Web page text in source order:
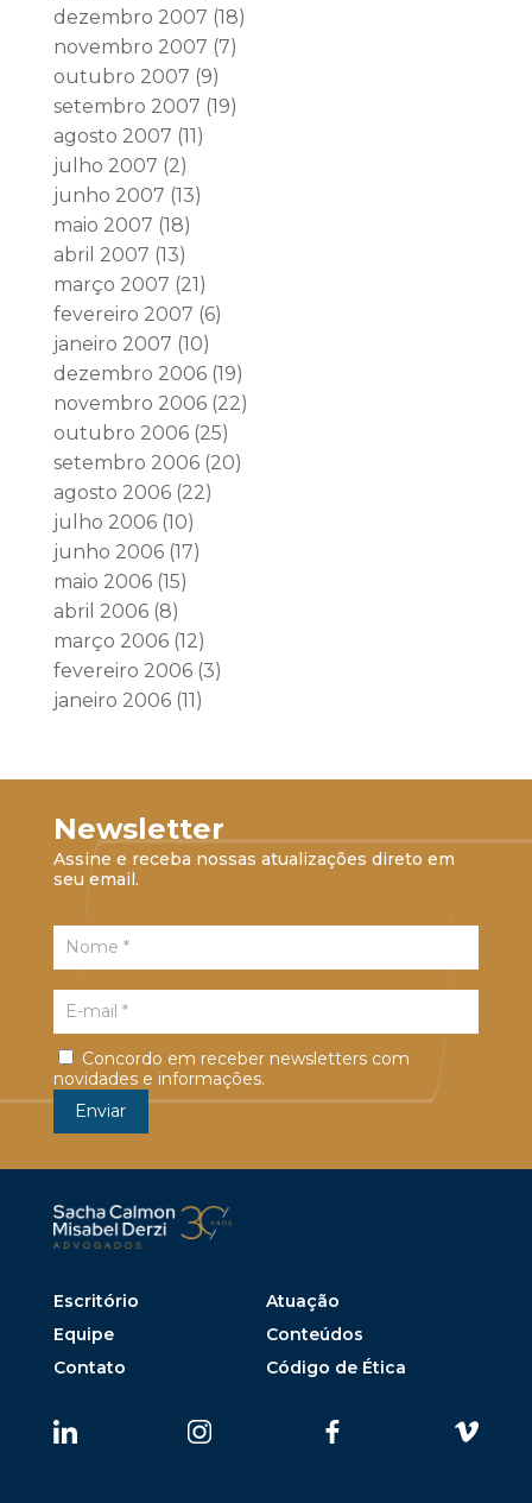
dezembro 2007 (18)
novembro 2007 (7)
outubro 2007 (9)
setembro 2007 (19)
agosto 2007 (11)
julho 2007 (2)
junho 2007 (13)
maio 2007 (18)
abril 2007 (13)
março 2007 (21)
fevereiro 2007 (6)
janeiro 2007 (10)
dezembro 2006(19)
novembro 2006(22)
outubro 2006(25)
setembro 2006(20)
agosto 2006(22)
julho 2006(10)
junho 2006(17)
maio 2006(15)
abril 2006(8)
março 2006(12)
fevereiro 2006(3)
janeiro 2006(11)
Newsletter
Assine e receba nossas atualizações direto em
seu email.
Concordo em receber newsletters com
novidades e informações.
Escritório
Atuação
Equipe
Conteúdos
Contato
Código de Ética